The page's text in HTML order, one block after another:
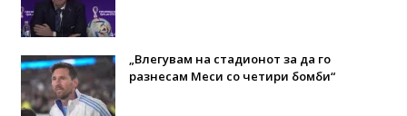
„Влегувам на стадионот за да го
разнесам Меси со четири бомби“